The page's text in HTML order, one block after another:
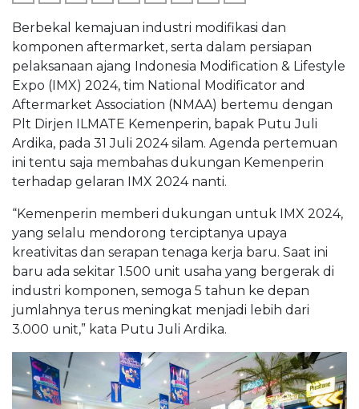
Berbekal kemajuan industri modifikasi dan
komponen aftermarket, serta dalam persiapan
pelaksanaan ajang Indonesia Modification & Lifestyle
Expo (IMX) 2024, tim National Modificator and
Aftermarket Association (NMAA) bertemu dengan
Plt Dirjen ILMATE Kemenperin, bapak Putu Juli
Ardika, pada 31 Juli 2024 silam. Agenda pertemuan
ini tentu saja membahas dukungan Kemenperin
terhadap gelaran IMX 2024 nanti.
“Kemenperin memberi dukungan untuk IMX 2024,
yang selalu mendorong terciptanya upaya
kreativitas dan serapan tenaga kerja baru. Saat ini
baru ada sekitar 1.500 unit usaha yang bergerak di
industri komponen, semoga 5 tahun ke depan
jumlahnya terus meningkat menjadi lebih dari
3.000 unit,” kata Putu Juli Ardika.